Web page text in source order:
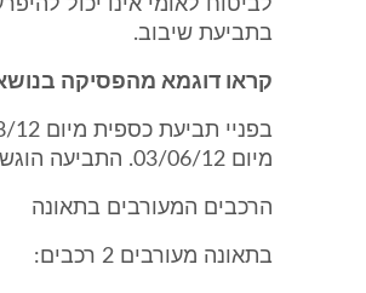
לביטוח לאומי אינו יכול
בתביעת שיבוב.
קראו דוגמא מהפסיקה
מיום 03/06/12. התביעה הוגשה ונתבררה בסדר דין מהיר.
הרכבים המעורבים בתאונה
בתאונה מעורבים 2 רכבים: